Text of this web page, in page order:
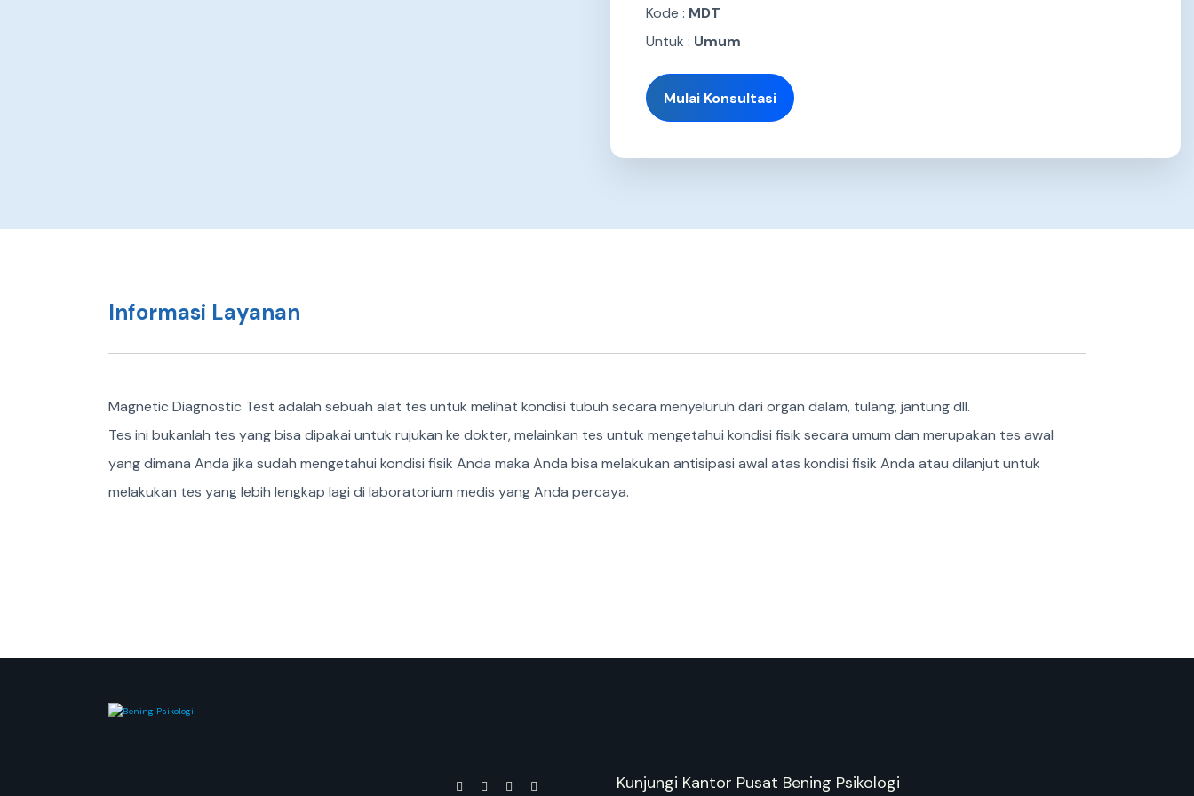
Kode : MDT
Untuk : Umum
Mulai Konsultasi
Informasi Layanan
Magnetic Diagnostic Test adalah sebuah alat tes untuk melihat kondisi tubuh secara menyeluruh dari organ dalam, tulang, jantung dll.
Tes ini bukanlah tes yang bisa dipakai untuk rujukan ke dokter, melainkan tes untuk mengetahui kondisi fisik secara umum dan merupakan tes awal
yang dimana Anda jika sudah mengetahui kondisi fisik Anda maka Anda bisa melakukan antisipasi awal atas kondisi fisik Anda atau dilanjut untuk
melakukan tes yang lebih lengkap lagi di laboratorium medis yang Anda percaya.
Kunjungi Kantor Pusat Bening Psikologi